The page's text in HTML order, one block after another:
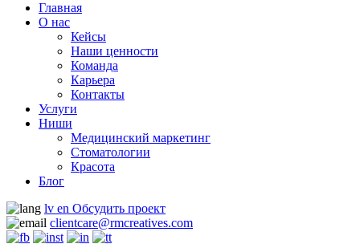
Главная
О нас
Кейсы
Наши ценности
Команда
Карьера
Контакты
Услуги
Ниши
Медицинский маркетинг
Стоматологии
Красота
Блог
lv en Обсудить проект
clientcare@rmcreatives.com